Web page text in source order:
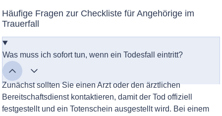
Häufige Fragen zur Checkliste für Angehörige im
Trauerfall
Was muss ich sofort tun, wenn ein Todesfall eintritt?
Zunächst sollten Sie einen Arzt oder den ärztlichen
Bereitschaftsdienst kontaktieren, damit der Tod offiziell
festgestellt und ein Totenschein ausgestellt wird. Bei einem